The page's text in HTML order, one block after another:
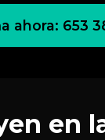
ahora: 653
en